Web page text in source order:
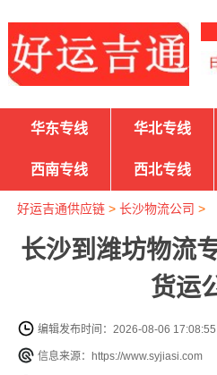
华东专线 华北专线
西南专线 西北专线
好运吉通供应链> 长沙物流公司 >
长沙到潍坊物流
货运
编辑发布时间：2026-08-06 17:08:55
信息来源：https://www.syjiasi.com